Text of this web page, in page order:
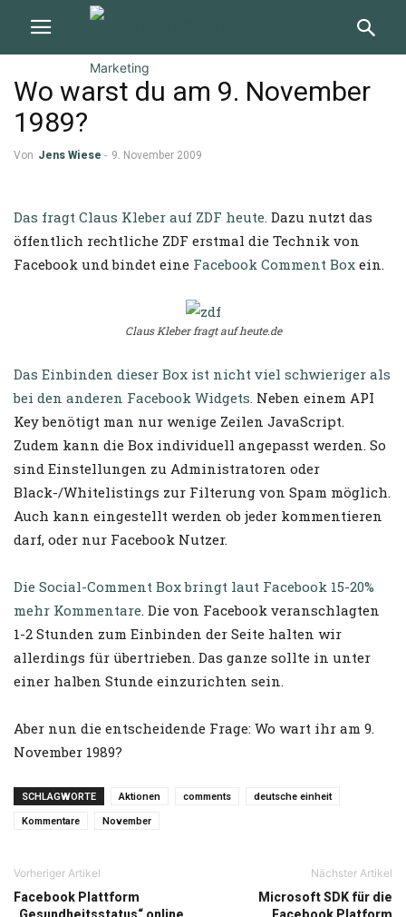
Wo warst du am 9. November
1989?
Von Jens Wiese - 9. November 2009
Das fragt Claus Kleber auf ZDF heute. Dazu nutzt das
öffentlich rechtliche ZDF erstmal die Technik von
Facebook und bindet eine Facebook Comment Box ein.
Claus Kleber fragt auf heute.de
Das Einbinden dieser Box ist nicht viel schwieriger als
bei den anderen Facebook Widgets. Neben einem API
Key benötigt man nur wenige Zeilen JavaScript.
Zudem kann die Box individuell angepasst werden. So
sind Einstellungen zu Administratoren oder
Black-/Whitelistings zur Filterung von Spam möglich.
Auch kann eingestellt werden ob jeder kommentieren
darf, oder nur Facebook Nutzer.
Die Social-Comment Box bringt laut Facebook 15-20%
mehr Kommentare. Die von Facebook veranschlagten
1-2 Stunden zum Einbinden der Seite halten wir
allerdings für übertrieben. Das ganze sollte in unter
einer halben Stunde einzurichten sein.
Aber nun die entscheidende Frage: Wo wart ihr am 9.
November 1989?
SCHLAGWORTE Aktionen comments deutsche einheit
Kommentare November
Vorheriger Artikel
Facebook Plattform
Nächster Artikel
Microsoft SDK für die